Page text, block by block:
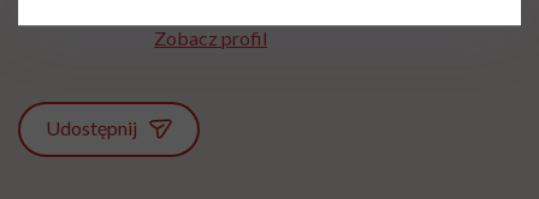
Zobacz profil
Udostępnij